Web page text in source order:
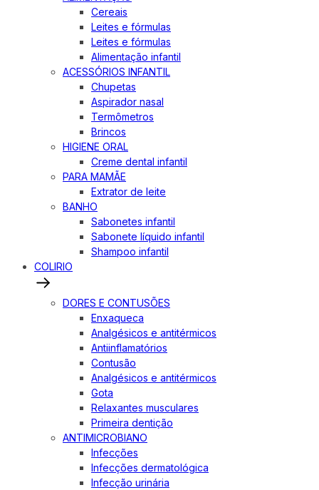
Cereais
Leites e fórmulas
Leites e fórmulas
Alimentação infantil
ACESSÓRIOS INFANTIL
Chupetas
Aspirador nasal
Termômetros
Brincos
HIGIENE ORAL
Creme dental infantil
PARA MAMÃE
Extrator de leite
BANHO
Sabonetes infantil
Sabonete líquido infantil
Shampoo infantil
COLIRIO
DORES E CONTUSÕES
Enxaqueca
Analgésicos e antitérmicos
Antiinflamatórios
Contusão
Analgésicos e antitérmicos
Gota
Relaxantes musculares
Primeira dentição
ANTIMICROBIANO
Infecções
Infecções dermatológica
Infecção urinária